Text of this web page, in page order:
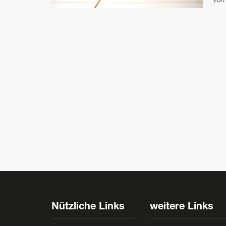
Nützliche Links weitere Links